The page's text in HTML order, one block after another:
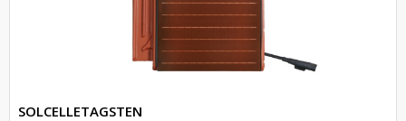
SOLCELLETAGSTEN